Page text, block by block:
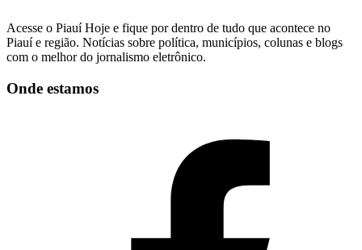
Acesse o Piauí Hoje e fique por dentro de tudo que acontece no
Piauí e região. Notícias sobre política, municípios, colunas e blogs
com o melhor do jornalismo eletrônico.
Onde estamos